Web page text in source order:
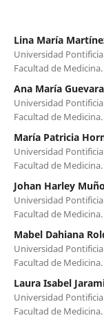
Lina María
Universidad Pontificia
Facultad de
Ana María
Universidad Pontificia
Facultad de
María Patricia
Universidad Pontificia
Facultad de
Johan Harley
Universidad Pontificia
Facultad de
Mabel Dahiana
Universidad Pontificia
Facultad de
Laura Isabel
Universidad Pontificia
Facultad de